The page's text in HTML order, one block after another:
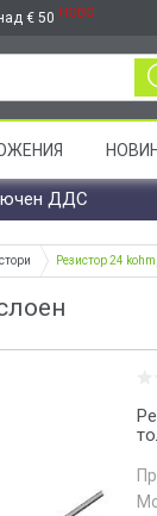
€ 50 НОВО
ДДС
Резистор 24